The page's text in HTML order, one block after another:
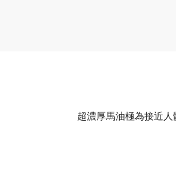
超濃厚馬油極為接近